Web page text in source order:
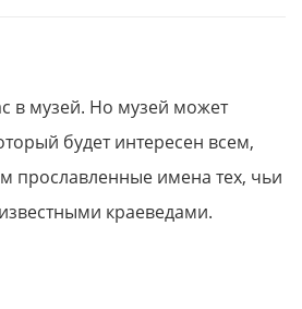
в музей. Но музей может
будет интересен всем,
прославленные имена тех, чьи
краеведами.